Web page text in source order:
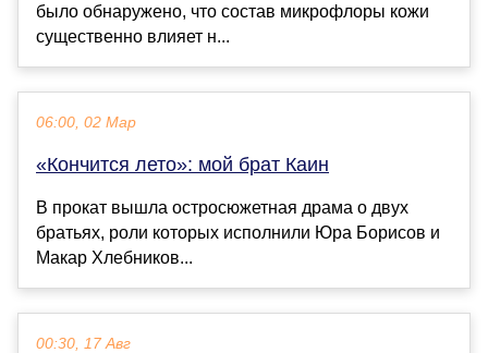
было обнаружено, что состав микрофлоры кожи
существенно влияет н...
06:00, 02 Мар
«Кончится лето»: мой брат Каин
В прокат вышла остросюжетная драма о двух
братьях, роли которых исполнили Юра Борисов и
Макар Хлебников...
00:30, 17 Авг